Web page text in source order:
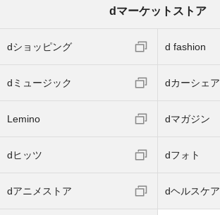
dマーケットストア
dショッピング d fashion
dミュージック dカーシェア
Lemino dマガジン
dヒッツ dフォト
dアニメストア dヘルスケア